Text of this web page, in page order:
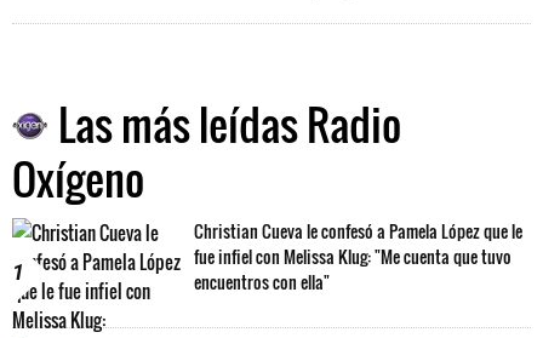
Las más leídas Radio
Oxígeno
1
Christian Cueva le confesó a Pamela López que le
fue infiel con Melissa Klug: "Me cuenta que tuvo
encuentros con ella"